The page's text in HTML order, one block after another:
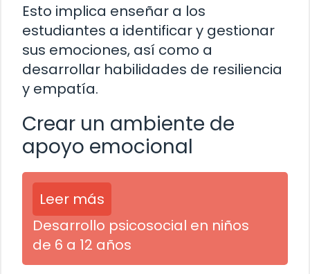
Esto implica enseñar a los
estudiantes a identificar y gestionar
sus emociones, así como a
desarrollar habilidades de resiliencia
y empatía.
Crear un ambiente de
apoyo emocional
Leer más
Desarrollo psicosocial en niños
de 6 a 12 años